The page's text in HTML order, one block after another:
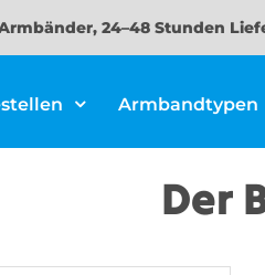
24–48 Stunden
Armbandtypen
Der